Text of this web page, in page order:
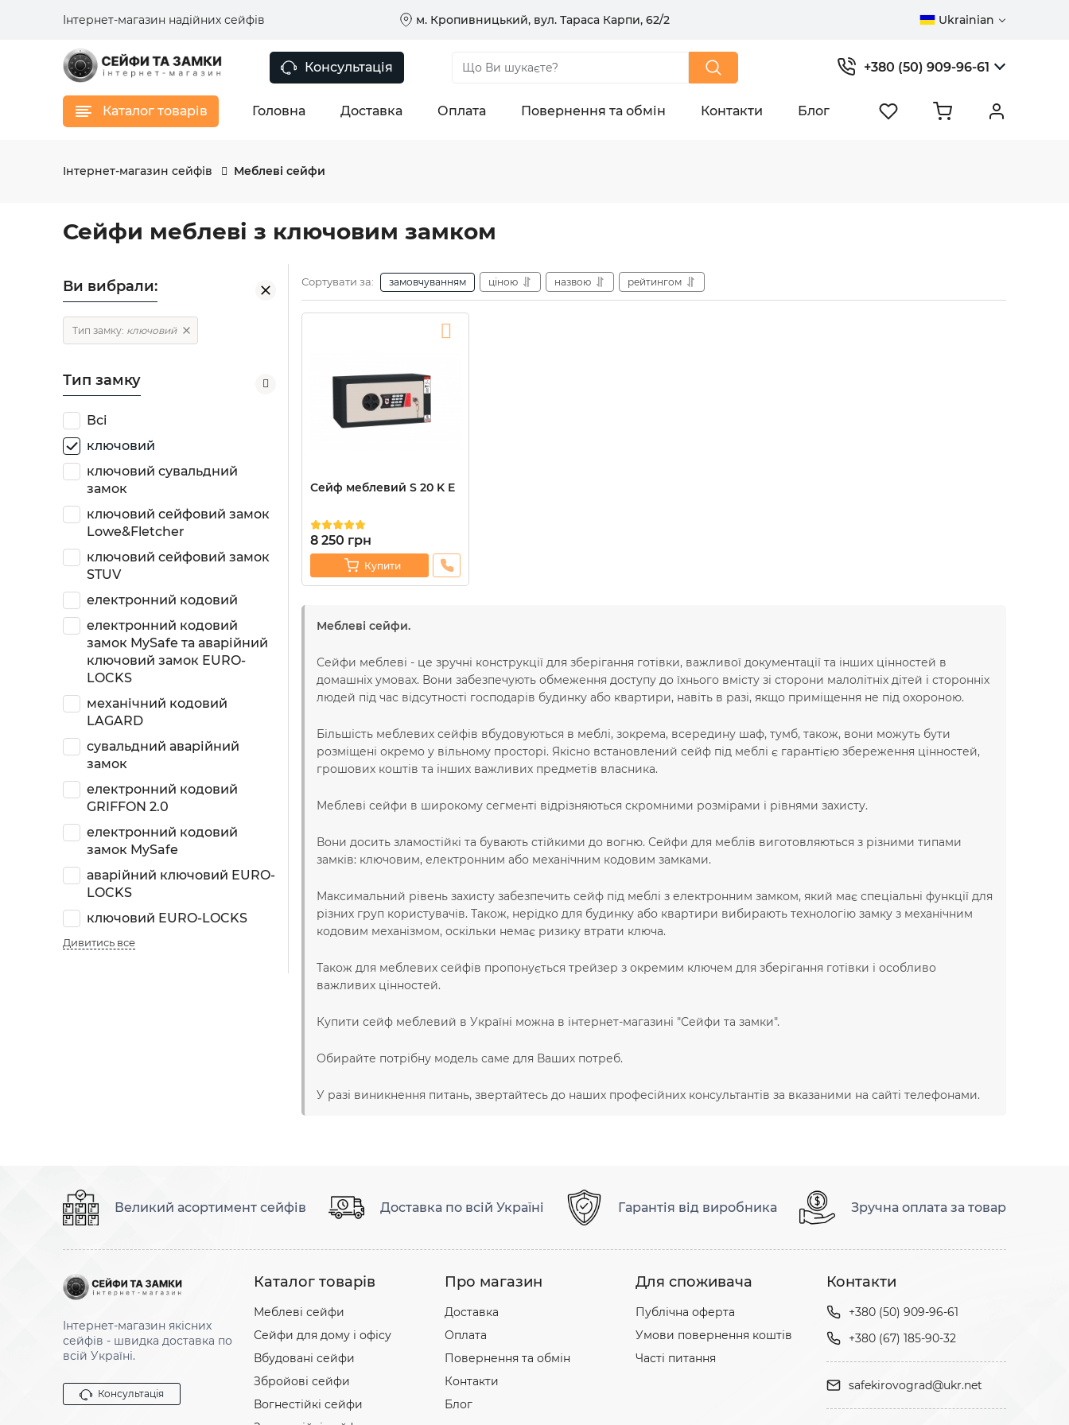
Інтернет-магазин надійних сейфів м. Кропивницький, вул. Тараса Карпи, 62/2 Ukrainian
Консультація +380 (50) 909-96-61
Каталог товарів Головна Доставка Оплата Повернення та обмін Контакти Блог
Інтернет-магазин сейфів Меблеві сейфи
Сейфи меблеві з ключовим замком
Ви вибрали:
Тип замку: ключовий
Тип замку
Всі
ключовий
ключовий сувальдний
замок
ключовий сейфовий замок
Lowe&Fletcher
ключовий сейфовий замок
STUV
електронний кодовий
електронний кодовий
замок MySafe та аварійний
ключовий замок EURO-
LOCKS
механічний кодовий
LAGARD
сувальдний аварійний
замок
електронний кодовий
GRIFFON 2.0
електронний кодовий
замок MySafe
аварійний ключовий EURO-
LOCKS
ключовий EURO-LOCKS
Дивитись все
Сортувати за: замовчуванням ціною назвою рейтингом
Сейф меблевий S 20 K E
8 250 грн
Купити
Меблеві сейфи.
Сейфи меблеві - це зручні конструкції для зберігання готівки, важливої ​​документації та інших цінностей в
домашніх умовах. Вони забезпечують обмеження доступу до їхнього вмісту зі сторони малолітніх дітей і сторонніх
людей під час відсутності господарів будинку або квартири, навіть в разі, якщо приміщення не під охороною.
Більшість меблевих сейфів вбудовуються в меблі, зокрема, всередину шаф, тумб, також, вони можуть бути
розміщені окремо у вільному просторі. Якісно встановлений сейф під меблі є гарантією збереження цінностей,
грошових коштів та інших важливих предметів власника.
Меблеві сейфи в широкому сегменті відрізняються скромними розмірами і рівнями захисту.
Вони досить зламостійкі та бувають стійкими до вогню. Сейфи для меблів виготовляються з різними типами
замків: ключовим, електронним або механічним кодовим замками.
Максимальний рівень захисту забезпечить сейф під меблі з електронним замком, який має спеціальні функції для
різних груп користувачів. Також, нерідко для будинку або квартири вибирають технологію замку з механічним
кодовим механізмом, оскільки немає ризику втрати ключа.
Також для меблевих сейфів пропонується трейзер з окремим ключем для зберігання готівки і особливо
важливих цінностей.
Купити сейф меблевий в Україні можна в інтернет-магазині "Сейфи та замки".
Обирайте потрібну модель саме для Ваших потреб.
У разі виникнення питань, звертайтесь до наших професійних консультантів за вказаними на сайті телефонами.
Великий асортимент сейфів Доставка по всій Україні Гарантія від виробника Зручна оплата за товар
Інтернет-магазин якісних
сейфів - швидка доставка по
всій Україні.
Консультація
Каталог товарів
Меблеві сейфи
Сейфи для дому і офісу
Вбудовані сейфи
Збройові сейфи
Вогнестійкі сейфи
Про магазин
Доставка
Оплата
Повернення та обмін
Контакти
Блог
Для споживача
Публічна оферта
Умови повернення коштів
Часті питання
Контакти
+380 (50) 909-96-61
+380 (67) 185-90-32
safekirovograd@ukr.net